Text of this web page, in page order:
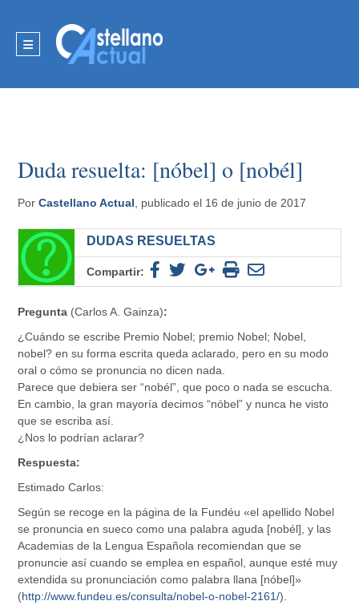
Duda resuelta: [nóbel] o [nobél]
PorCastellano Actual , publicado el 16 de junio de 2017
DUDAS RESUELTAS
Compartir:
Pregunta (Carlos A. Gainza):
¿Cuándo se escribe Premio Nobel; premio Nobel; Nobel,
nobel? en su forma escrita queda aclarado, pero en su modo
oral o cómo se pronuncia no dicen nada.
Parece que debiera ser “nobél”, que poco o nada se escucha.
En cambio, la gran mayoría decimos “nóbel” y nunca he visto
que se escriba así.
¿Nos lo podrían aclarar?
Respuesta:
Estimado Carlos:
Según se recoge en la página de la Fundéu «el apellido Nobel
se pronuncia en sueco como una palabra aguda [nobél], y las
Academias de la Lengua Española recomiendan que se
pronuncie así cuando se emplea en español, aunque esté muy
extendida su pronunciación como palabra llana [nóbel]»
(http://www.fundeu.es/consulta/nobel-o-nobel-2161/).